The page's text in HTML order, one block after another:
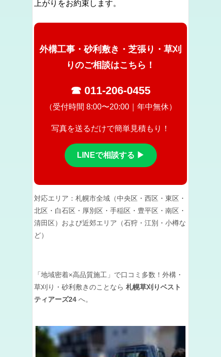
上がりをお約束します。
外構工事・砂利敷き・芝張り・草刈
りのご相談はこちら！
☎ 011-206-0455
（受付時間 8:00〜20:00｜年中無休）
写真を送るだけで簡単見積もり！
LINEで相談する ▶
対応エリア：札幌市全域（中央区・西区・東区・
北区・白石区・厚別区・手稲区・豊平区・南区・
清田区）および近郊エリア（石狩・江別・小樽な
ど）
「地域密着×高品質施工」で口コミ多数！外構・
草刈り・砂利敷きのことなら 札幌草刈りベスト
ティアーズ24 へ。